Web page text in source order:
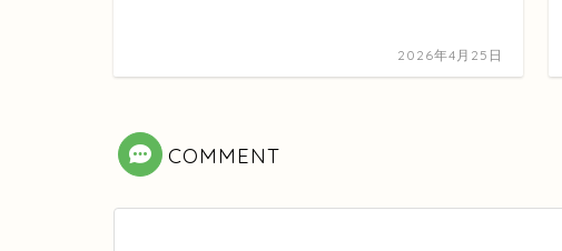
2026年4月25日
COMMENT